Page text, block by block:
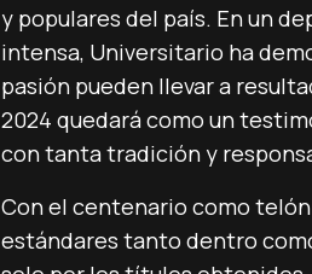
y populares del país. En un
intensa, Universitario ha
pasión pueden llevar a
2024 quedará como un
con tanta tradición y
Con el centenario como
estándares tanto dentro